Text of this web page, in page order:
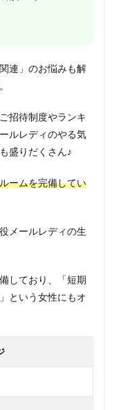
連」のお悩みも解
招待制度やランキ
ルレディのやる気
盛りだくさん♪
ームを完備してい
メールレディの生
しており、「短期
という女性にもオ